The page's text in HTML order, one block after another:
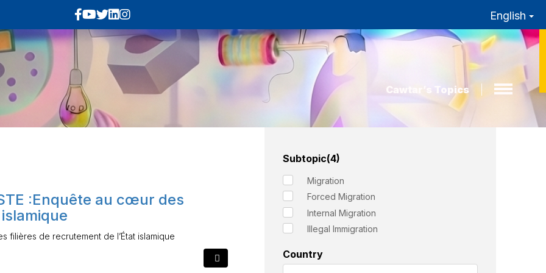
English
Cawtar’s Topics
:Enquête au cœur des
filières de recrutement de l’État islamique
Subtopic(4)
Migration
Forced Migration
Internal Migration
Illegal Immigration
Country